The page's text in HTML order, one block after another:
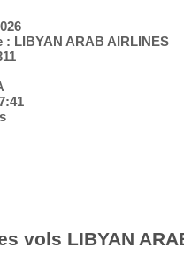
: LIBYAN ARAB AIRLINES
vols LIBYAN